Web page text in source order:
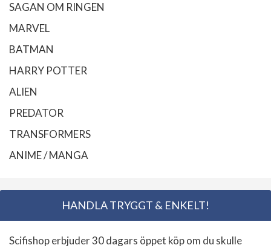
SAGAN OM RINGEN
MARVEL
BATMAN
HARRY POTTER
ALIEN
PREDATOR
TRANSFORMERS
ANIME / MANGA
HANDLA TRYGGT & ENKELT!
Scifishop erbjuder 30 dagars öppet köp om du skulle